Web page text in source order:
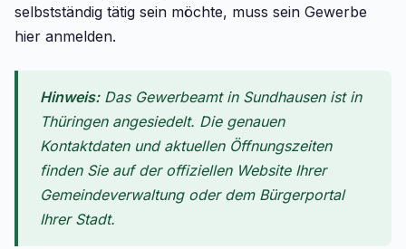
selbstständig tätig sein möchte, muss sein Gewerbe
hier anmelden.
Hinweis:Das Gewerbeamt in Sundhausen ist in
Thüringen angesiedelt. Die genauen
Kontaktdaten und aktuellen Öffnungszeiten
finden Sie auf der offiziellen Website Ihrer
Gemeindeverwaltung oder dem Bürgerportal
Ihrer Stadt.